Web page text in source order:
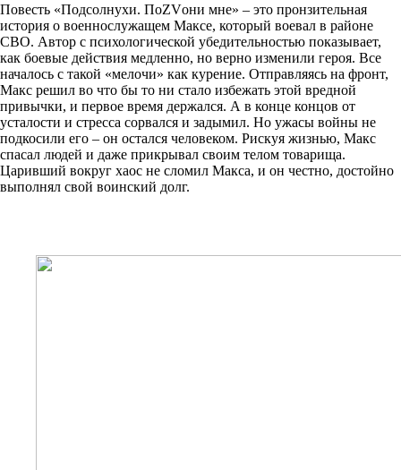
Повесть «Подсолнухи. ПоZVони мне» – это пронзительная
история о военнослужащем Максе, который воевал в районе
СВО. Автор с психологической убедительностью показывает,
как боевые действия медленно, но верно изменили героя. Все
началось с такой «мелочи» как курение. Отправляясь на фронт,
Макс решил во что бы то ни стало избежать этой вредной
привычки, и первое время держался. А в конце концов от
усталости и стресса сорвался и задымил. Но ужасы войны не
подкосили его – он остался человеком. Рискуя жизнью, Макс
спасал людей и даже прикрывал своим телом товарища.
Царивший вокруг хаос не сломил Макса, и он честно, достойно
выполнял свой воинский долг.